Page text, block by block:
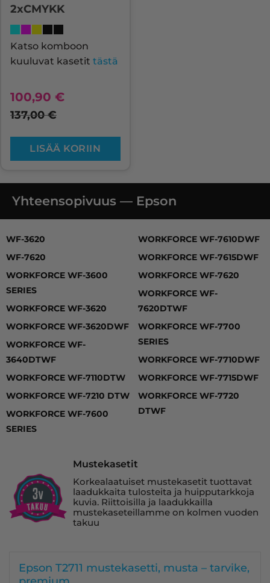
2xCMYKK
Katso komboon
kuuluvat kasetit tästä
100,90 €
137,00€
LISÄÄ KORIIN
Yhteensopivuus — Epson
WF-3620
WF-7620
WORKFORCE WF-3600
SERIES
WORKFORCE WF-3620
WORKFORCE WF-3620DWF
WORKFORCE WF-
3640DTWF
WORKFORCE WF-7110DTW
WORKFORCE WF-7210 DTW
WORKFORCE WF-7600
SERIES
WORKFORCE WF-7610DWF
WORKFORCE WF-7615DWF
WORKFORCE WF-7620
WORKFORCE WF-
7620DTWF
WORKFORCE WF-7700
SERIES
WORKFORCE WF-7710DWF
WORKFORCE WF-7715DWF
WORKFORCE WF-7720
DTWF
Mustekasetit
Korkealaatuiset mustekasetit tuottavat
laadukkaita tulosteita ja huipputarkkoja
kuvia. Riittoisilla ja laadukkailla
mustekaseteillamme on kolmen vuoden
takuu
Epson T2711 mustekasetti, musta – tarvike,